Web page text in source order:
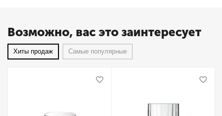
Возможно, вас это заинтересует
Хиты продаж Самые популярные